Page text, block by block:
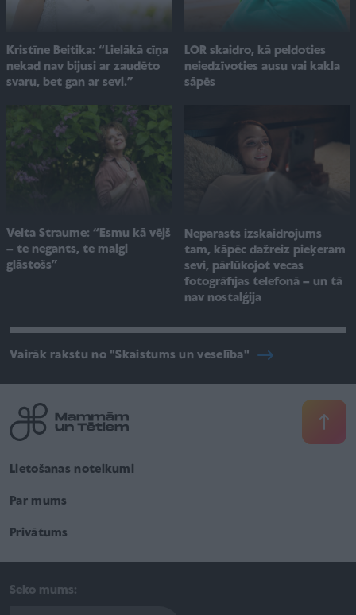
Kristīne Beitika: “Lielākā cīņa
nekad nav bijusi ar zaudēto
svaru, bet gan ar sevi.”
LOR skaidro, kā peldoties
neiedzīvoties ausu vai kakla
sāpēs
Velta Straume: “Esmu kā vējš
– te negants, te maigi
glāstošs”
Neparasts izskaidrojums
tam, kāpēc dažreiz pieķeram
sevi, pārlūkojot vecas
fotogrāfijas telefonā – un tā
nav nostalģija
Vairāk rakstu no "Skaistums un veselība"
Lietošanas noteikumi
Par mums
Privātums
Seko mums: